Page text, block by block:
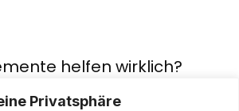
Privatsphäre
helfen wirklich?
am besten belegten Energie-